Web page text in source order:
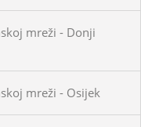
mreži - Donji
mreži - Osijek